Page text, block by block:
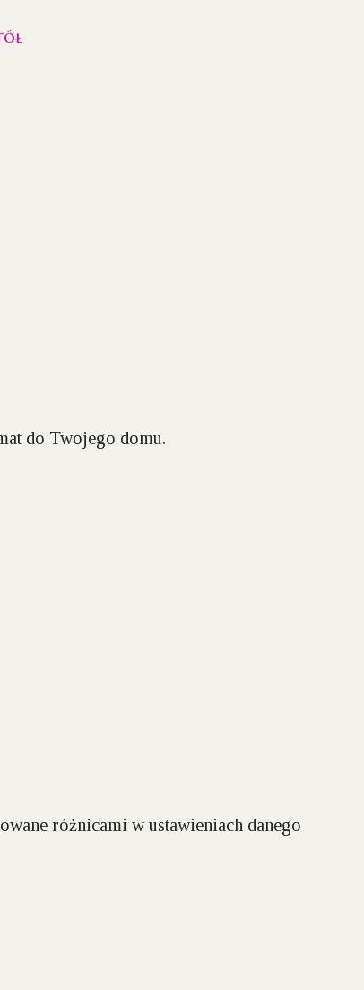
do Twojego domu.
różnicami w ustawieniach danego